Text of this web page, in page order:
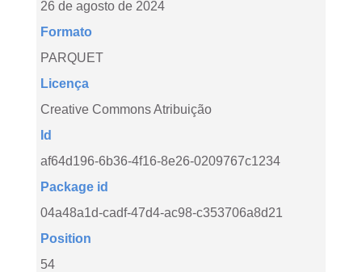
26 de agosto de 2024
Formato
PARQUET
Licença
Creative Commons Atribuição
Id
af64d196-6b36-4f16-8e26-0209767c1234
Package id
04a48a1d-cadf-47d4-ac98-c353706a8d21
Position
54